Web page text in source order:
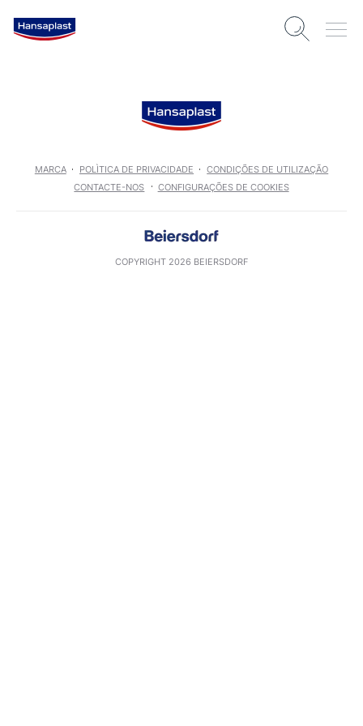
MARCA POLÌTICA DE PRIVACIDADE
CONDIÇÕES DE UTILIZAÇÃO
CONTACTE-NOS
CONFIGURAÇÕES DE COOKIES
COPYRIGHT 2026 BEIERSDORF